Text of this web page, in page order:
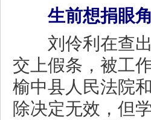
生前想捐眼
刘伶利在查出
交上假条，被工
榆中县人民法院
除决定无效，但